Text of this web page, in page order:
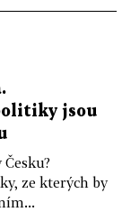
jsou
ze kterých by